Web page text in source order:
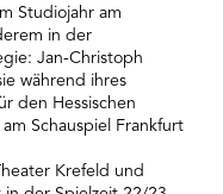
Studiojahr am
in der
Jan-Christoph
während ihres
den Hessischen
Schauspiel Frankfurt
Krefeld und